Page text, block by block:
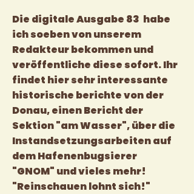
Die digitale Ausgabe 83 habe
ich soeben von unserem
Redakteur bekommen und
veröffentliche diese sofort. Ihr
findet hier sehr interessante
historische berichte von der
Donau, einen Bericht der
Sektion "am Wasser", über die
Instandsetzungsarbeiten auf
dem Hafenenbugsierer
"GNOM" und vieles mehr!
"Reinschauen lohnt sich!"